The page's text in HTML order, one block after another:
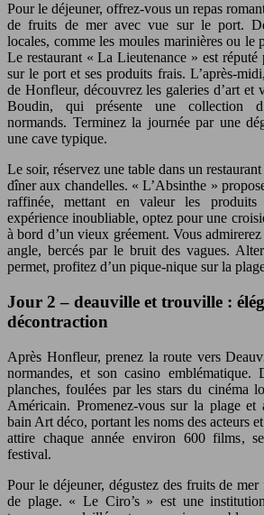
Pour le déjeuner, offrez-vous un repas
de fruits de mer avec vue sur le port.
locales, comme les moules marinières ou le
Le restaurant « La Lieutenance » est réputé
sur le port et ses produits frais. L’après-
de Honfleur, découvrez les galeries d’art et
Boudin, qui présente une collection
normands. Terminez la journée par une
une cave typique.
Le soir, réservez une table dans un
dîner aux chandelles. « L’Absinthe »
raffinée, mettant en valeur les
expérience inoubliable, optez pour une
à bord d’un vieux gréement. Vous
angle, bercés par le bruit des vagues.
permet, profitez d’un pique-nique sur la
Jour 2 – deauville et trouville :
décontraction
Après Honfleur, prenez la route vers
normandes, et son casino emblématique.
planches, foulées par les stars du cinéma
Américain. Promenez-vous sur la plage et
bain Art déco, portant les noms des acteurs
attire chaque année environ 600 films,
festival.
Pour le déjeuner, dégustez des fruits de
de plage. « Le Ciro’s » est une